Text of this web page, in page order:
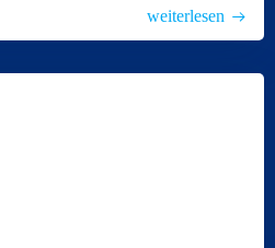
weiterlesen